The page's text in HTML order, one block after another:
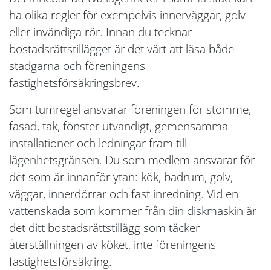
ha olika regler för exempelvis innerväggar, golv
eller invändiga rör. Innan du tecknar
bostadsrättstillägget är det värt att läsa både
stadgarna och föreningens
fastighetsförsäkringsbrev.
Som tumregel ansvarar föreningen för stomme,
fasad, tak, fönster utvändigt, gemensamma
installationer och ledningar fram till
lägenhetsgränsen. Du som medlem ansvarar för
det som är innanför ytan: kök, badrum, golv,
väggar, innerdörrar och fast inredning. Vid en
vattenskada som kommer från din diskmaskin är
det ditt bostadsrättstillägg som täcker
återställningen av köket, inte föreningens
fastighetsförsäkring.